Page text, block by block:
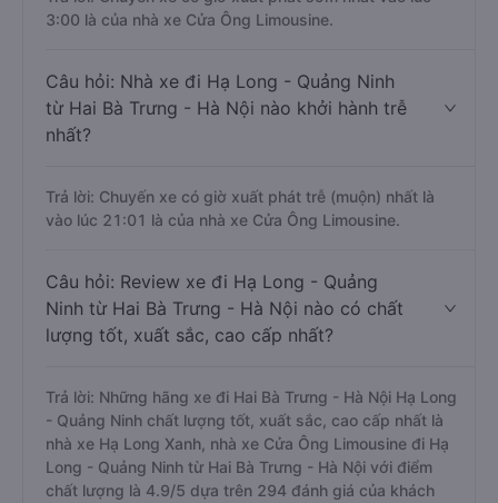
3:00 là của nhà xe Cửa Ông Limousine.
Câu hỏi: Nhà xe đi Hạ Long - Quảng Ninh
từ Hai Bà Trưng - Hà Nội nào khởi hành trễ
nhất?
Trả lời: Chuyến xe có giờ xuất phát trễ (muộn) nhất là
vào lúc 21:01 là của nhà xe Cửa Ông Limousine.
Câu hỏi: Review xe đi Hạ Long - Quảng
Ninh từ Hai Bà Trưng - Hà Nội nào có chất
lượng tốt, xuất sắc, cao cấp nhất?
Trả lời: Những hãng xe đi Hai Bà Trưng - Hà Nội Hạ Long
- Quảng Ninh chất lượng tốt, xuất sắc, cao cấp nhất là
nhà xe Hạ Long Xanh, nhà xe Cửa Ông Limousine đi Hạ
Long - Quảng Ninh từ Hai Bà Trưng - Hà Nội với điểm
chất lượng là 4.9/5 dựa trên 294 đánh giá của khách